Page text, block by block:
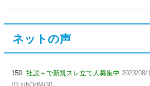
ネットの声
150: 社説＋で新規スレ立て人募集中 2023/08/